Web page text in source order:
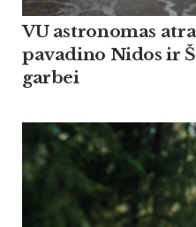
VU astronomas
pavadino Nidos ir
garbei